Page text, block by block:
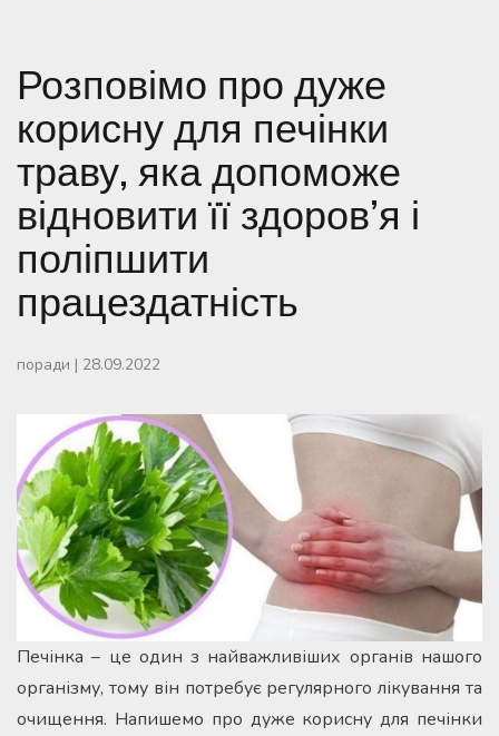
Розповімо про дуже
корисну для печінки
траву, яка допоможе
відновити її здоров’я і
поліпшити
працездатність
поради | 28.09.2022
Печінка – це один з найважливіших органів нашого
організму, тому він потребує регулярного лікування та
очищення. Напишемо про дуже корисну для печінки